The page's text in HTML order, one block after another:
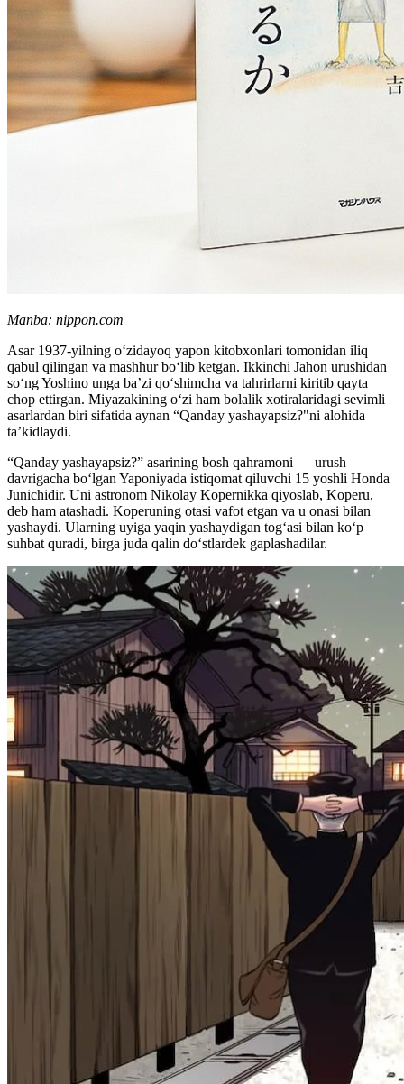
Manba: nippon.com
Asar 1937-yilning o‘zidayoq yapon kitobxonlari tomonidan iliq
qabul qilingan va mashhur bo‘lib ketgan. Ikkinchi Jahon urushidan
so‘ng Yoshino unga ba’zi qo‘shimcha va tahrirlarni kiritib qayta
chop ettirgan. Miyazakining o‘zi ham bolalik xotiralaridagi sevimli
asarlardan biri sifatida aynan “Qanday yashayapsiz?"ni alohida
ta’kidlaydi.
“Qanday yashayapsiz?” asarining bosh qahramoni — urush
davrigacha bo‘lgan Yaponiyada istiqomat qiluvchi 15 yoshli Honda
Junichidir. Uni astronom Nikolay Kopernikka qiyoslab, Koperu,
deb ham atashadi. Koperuning otasi vafot etgan va u onasi bilan
yashaydi. Ularning uyiga yaqin yashaydigan tog‘asi bilan ko‘p
suhbat quradi, birga juda qalin do‘stlardek gaplashadilar.